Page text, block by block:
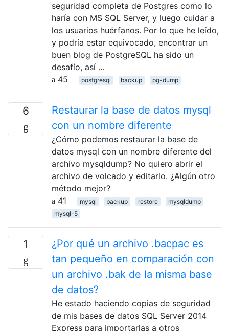
seguridad completa de Postgres como lo
haría con MS SQL Server, y luego cuidar a
los usuarios huérfanos. Por lo que he leído,
y podría estar equivocado, encontrar un
buen blog de PostgreSQL ha sido un
desafío, así …
45
postgresql backup pg-dump
6
Restaurar la base de datos mysql
con un nombre diferente
¿Cómo podemos restaurar la base de
datos mysql con un nombre diferente del
archivo mysqldump? No quiero abrir el
archivo de volcado y editarlo. ¿Algún otro
método mejor?
41
mysql backup restore
mysqldump
mysql-5
1
¿Por qué un archivo .bacpac es
tan pequeño en comparación con
un archivo .bak de la misma base
de datos?
He estado haciendo copias de seguridad
de mis bases de datos SQL Server 2014
Express para importarlas a otros